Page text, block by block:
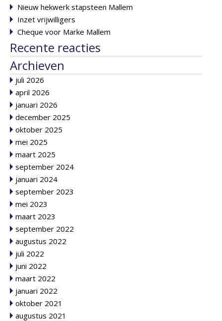
Nieuw hekwerk stapsteen Mallem
Inzet vrijwilligers
Cheque voor Marke Mallem
Recente reacties
Archieven
juli 2026
april 2026
januari 2026
december 2025
oktober 2025
mei 2025
maart 2025
september 2024
januari 2024
september 2023
mei 2023
maart 2023
september 2022
augustus 2022
juli 2022
juni 2022
maart 2022
januari 2022
oktober 2021
augustus 2021